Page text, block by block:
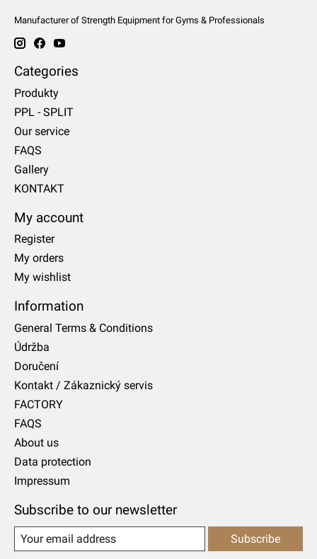
Manufacturer of Strength Equipment for Gyms & Professionals
Categories
Produkty
PPL - SPLIT
Our service
FAQS
Gallery
KONTAKT
My account
Register
My orders
My wishlist
Information
General Terms & Conditions
Údržba
Doručení
Kontakt / Zákaznický servis
FACTORY
FAQS
About us
Data protection
Impressum
Subscribe to our newsletter
Subscribe